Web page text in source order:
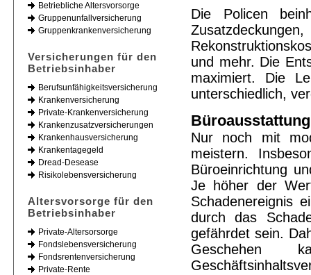
Betriebliche Altersvorsorge
Gruppenunfallversicherung
Gruppenkrankenversicherung
Versicherungen für den
Betriebsinhaber
Berufsunfähigkeitsversicherung
Krankenversicherung
Private-Krankenversicherung
Krankenzusatzversicherungen
Krankenhausversicherung
Krankentagegeld
Dread-Desease
Risikolebensversicherung
Altersvorsorge für den
Betriebsinhaber
Private-Altersorsorge
Fondslebensversicherung
Fondsrentenversicherung
Private-Rente
Die Policen
und mehr. Die
maximiert. Die
unterschiedlich,
Nur noch mit
meistern.
Büroeinrichtung
Je höher der
Schadenereignis
durch das
gefährdet sein.